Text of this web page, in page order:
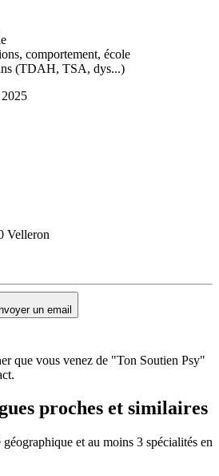
comportement, école
(TDAH, TSA, dys...)
Velleron
un email
que vous venez de "Ton Soutien Psy"
proches et similaires
et au moins 3 spécialités en